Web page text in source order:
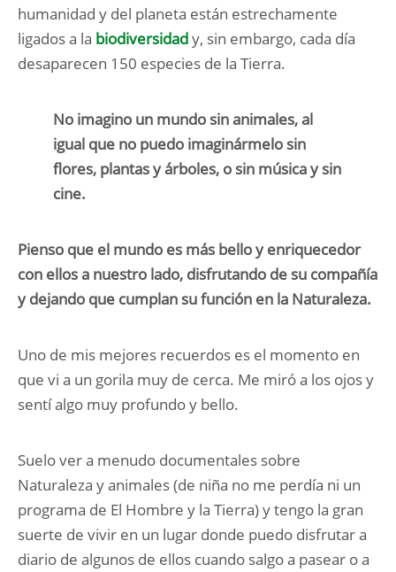
humanidad y del planeta están estrechamente
ligados a la biodiversidady, sin embargo, cada día
desaparecen 150 especies de la Tierra.
No imagino un mundo sin animales, al
igual que no puedo imaginármelo sin
flores, plantas y árboles, o sin música y sin
cine.
Pienso que el mundo es más bello y enriquecedor
con ellos a nuestro lado, disfrutando de su compañía
y dejando que cumplan su función en la Naturaleza.
Uno de mis mejores recuerdos es el momento en
que vi a un gorila muy de cerca. Me miró a los ojos y
sentí algo muy profundo y bello.
Suelo ver a menudo documentales sobre
Naturaleza y animales (de niña no me perdía ni un
programa de El Hombre y la Tierra) y tengo la gran
suerte de vivir en un lugar donde puedo disfrutar a
diario de algunos de ellos cuando salgo a pasear o a